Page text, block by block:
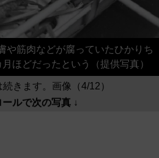
や筋肉などが腐っていたひかりち
ほどだったという（提供写真）
きます。画像（4/12）
ールで次の写真 ↓